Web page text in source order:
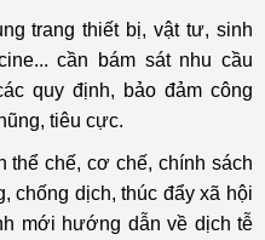
trang thiết bị, vật tư, sinh
cần bám sát nhu cầu
quy định, bảo đảm công
tiêu cực.
thể chế, cơ chế, chính sách
chống dịch, thúc đẩy xã hội
mới hướng dẫn về dịch tễ